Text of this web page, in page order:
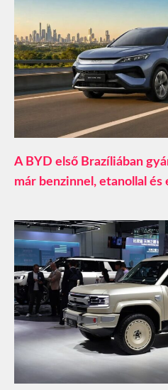
A BYD első Brazíliában
már benzinnel, etanollal és